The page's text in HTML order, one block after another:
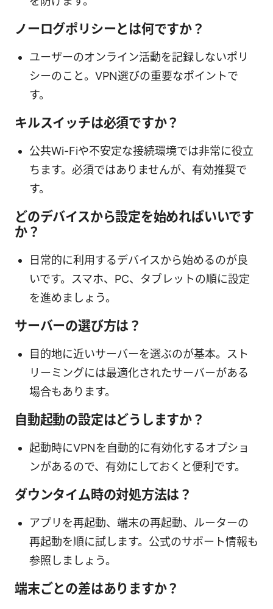
ノーログポリシーとは何ですか？
ユーザーのオンライン活動を記録しないポリ
シーのこと。VPN選びの重要なポイントで
す。
キルスイッチは必須ですか？
公共Wi-Fiや不安定な接続環境では非常に役立
ちます。必須ではありませんが、有効推奨で
す。
どのデバイスから設定を始めればいいです
か？
日常的に利用するデバイスから始めるのが良
いです。スマホ、PC、タブレットの順に設定
を進めましょう。
サーバーの選び方は？
目的地に近いサーバーを選ぶのが基本。スト
リーミングには最適化されたサーバーがある
場合もあります。
自動起動の設定はどうしますか？
起動時にVPNを自動的に有効化するオプショ
ンがあるので、有効にしておくと便利です。
ダウンタイム時の対処方法は？
アプリを再起動、端末の再起動、ルーターの
再起動を順に試します。公式のサポート情報も
参照しましょう。
端末ごとの差はありますか？